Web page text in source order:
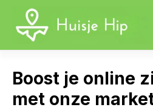
content
Boost je online
met onze